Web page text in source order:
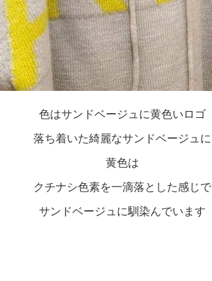
色はサンドベージュに黄色いロゴ
落ち着いた綺麗なサンドベージュに
黄色は
クチナシ色素を一滴落とした感じで
サンドベージュに馴染んでいます